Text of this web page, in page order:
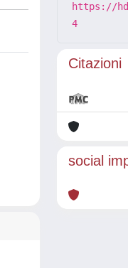
https://
4
Citazioni
social